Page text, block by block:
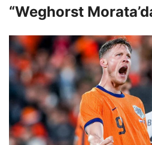
“Weghorst